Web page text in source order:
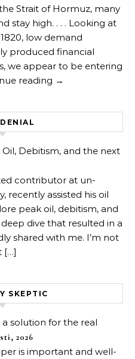
Strait of Hormuz, many
stay high. . . . Looking at
low demand
produced financial
we appear to be entering
reading →
Debitism, and the next
contributor at un-
recently assisted his oil
peak oil, debitism, and
dive that resulted in a
shared with me. I’m not
[…]
SKEPTIC
solution for the real
2026
is important and well-